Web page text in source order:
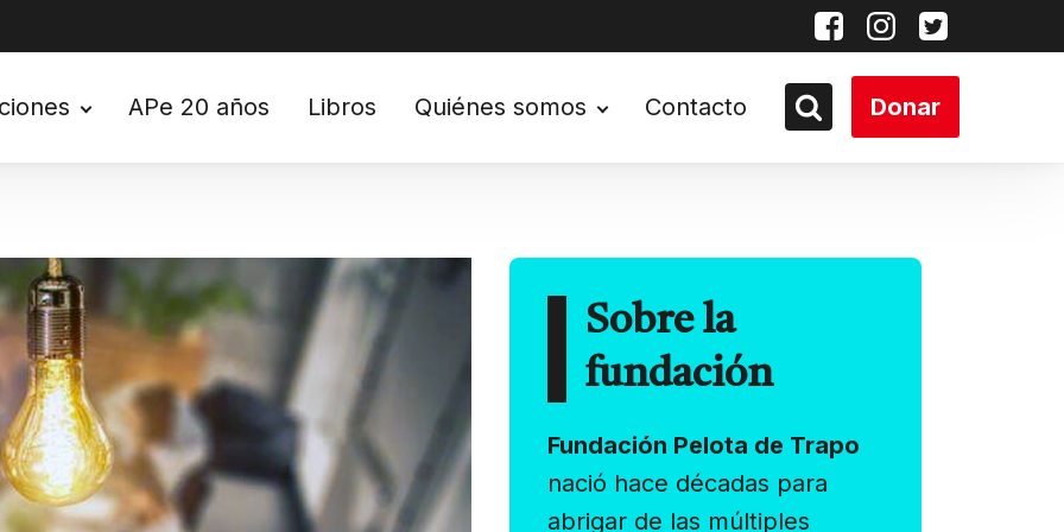
APe 20 años Libros Quiénes somos Contacto Donar
Sobre la
fundación
Fundación Pelota de Trapo
nació hace décadas para
abrigar de las múltiples